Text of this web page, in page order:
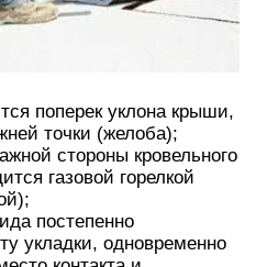
поперек уклона крыши,
точки (желоба);
стороны кровельного
газовой горелкой
постепенно
укладки, одновременно